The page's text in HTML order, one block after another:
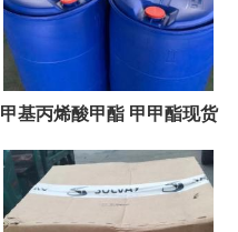
甲基丙烯酸甲酯 甲甲酯现货